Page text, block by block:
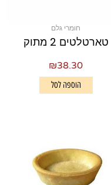
חומרי גלם
טארטלטים 2 מתוק
₪38.30
הוספה לסל